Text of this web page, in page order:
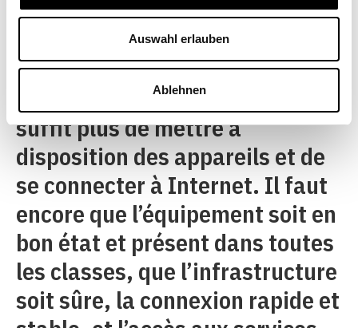
Auswahl erlauben
Ablehnen
équipées en matière
numérique. Cette infrastructure
pourrait, toutefois, être mieux
exploitée. Aujourd’hui, il ne
suffit plus de mettre à
disposition des appareils et de
se connecter à Internet. Il faut
encore que l’équipement soit en
bon état et présent dans toutes
les classes, que l’infrastructure
soit sûre, la connexion rapide et